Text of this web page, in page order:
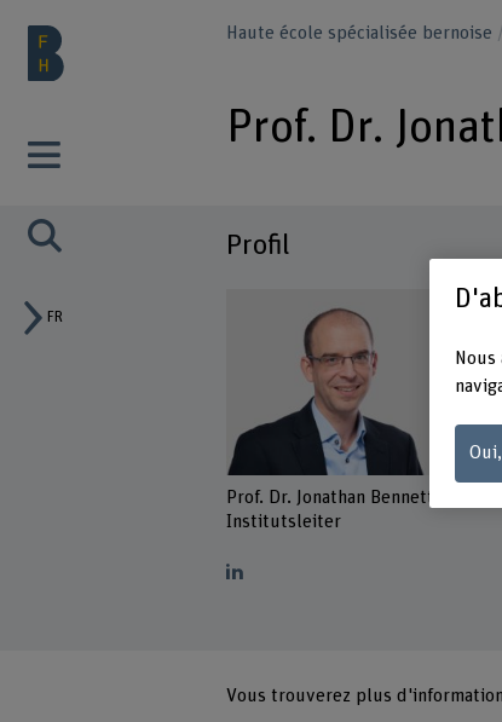
FR
Haute école spécialisée bernoise
Prof. Dr.
Profil
Prof. Dr. Jonathan Bennett
Institutsleiter
Vous trouverez plus